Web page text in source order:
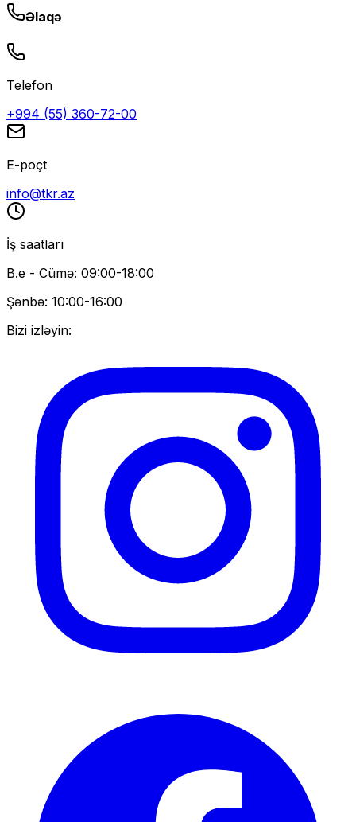
Əlaqə
Telefon
+994 (55) 360-72-00
E-poçt
info@tkr.az
İş saatları
B.e - Cümə: 09:00-18:00
Şənbə: 10:00-16:00
Bizi izləyin: